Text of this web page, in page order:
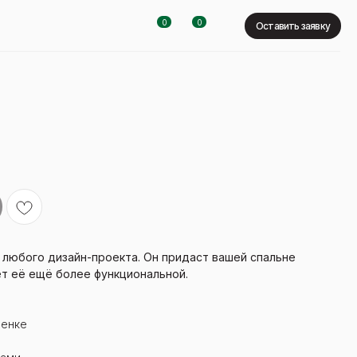
0
0 Оставить заявку
дизайн-проекта. Он придаст вашей спальне
её ещё более функциональной.